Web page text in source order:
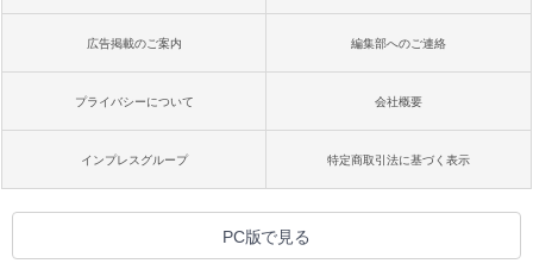
広告掲載のご案内 編集部へのご連絡
プライバシーについて 会社概要
インプレスグループ 特定商取引法に基づく表示
PC版で見る